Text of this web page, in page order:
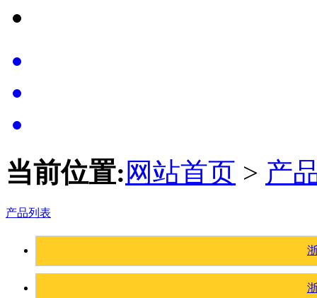
当前位置: 网站首页 > 产
产品列表